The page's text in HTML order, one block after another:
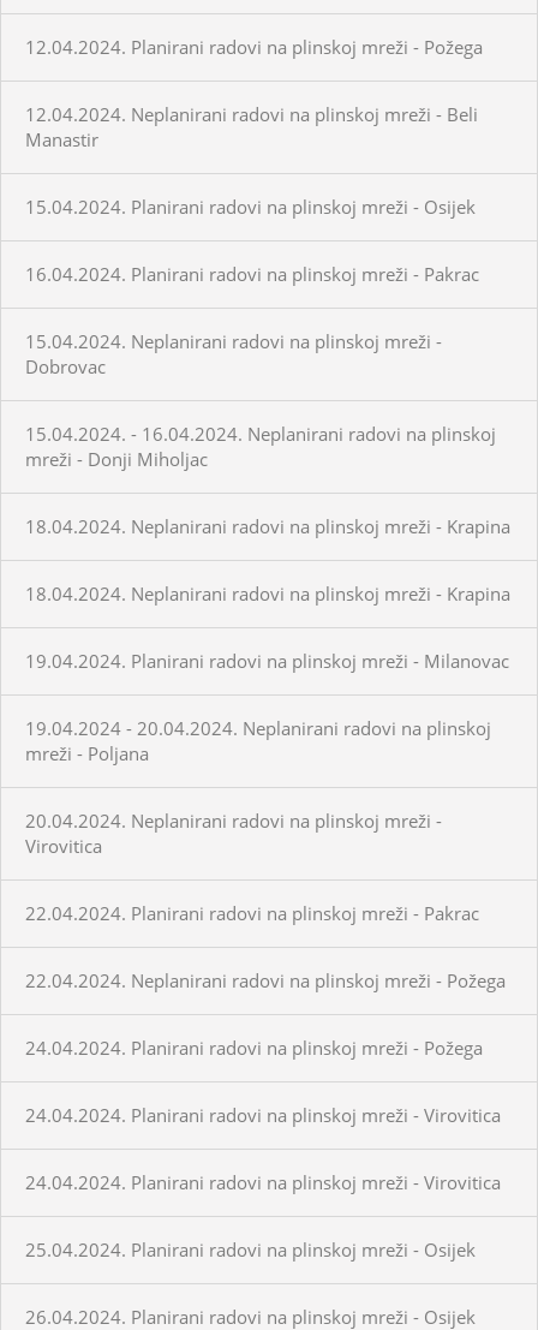
12.04.2024. Planirani radovi na plinskoj mreži - Požega
12.04.2024. Neplanirani radovi na plinskoj mreži - Beli
Manastir
15.04.2024. Planirani radovi na plinskoj mreži - Osijek
16.04.2024. Planirani radovi na plinskoj mreži - Pakrac
15.04.2024. Neplanirani radovi na plinskoj mreži -
Dobrovac
15.04.2024. - 16.04.2024. Neplanirani radovi na plinskoj
mreži - Donji Miholjac
18.04.2024. Neplanirani radovi na plinskoj mreži - Krapina
18.04.2024. Neplanirani radovi na plinskoj mreži - Krapina
19.04.2024. Planirani radovi na plinskoj mreži - Milanovac
19.04.2024 - 20.04.2024. Neplanirani radovi na plinskoj
mreži - Poljana
20.04.2024. Neplanirani radovi na plinskoj mreži -
Virovitica
22.04.2024. Planirani radovi na plinskoj mreži - Pakrac
22.04.2024. Neplanirani radovi na plinskoj mreži - Požega
24.04.2024. Planirani radovi na plinskoj mreži - Požega
24.04.2024. Planirani radovi na plinskoj mreži - Virovitica
24.04.2024. Planirani radovi na plinskoj mreži - Virovitica
25.04.2024. Planirani radovi na plinskoj mreži - Osijek
26.04.2024. Planirani radovi na plinskoj mreži - Osijek